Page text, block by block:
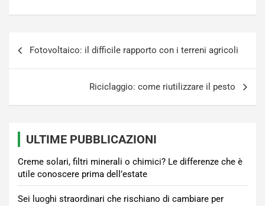
Fotovoltaico: il difficile rapporto con i terreni agricoli
Riciclaggio: come riutilizzare il pesto
ULTIME PUBBLICAZIONI
Creme solari, filtri minerali o chimici? Le differenze che è
utile conoscere prima dell’estate
Sei luoghi straordinari che rischiano di cambiare per